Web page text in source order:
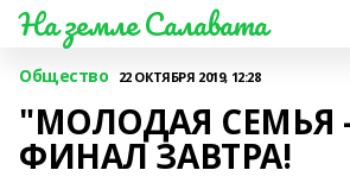
На земле Салавата
Общество 22 ОКТЯБРЯ 2019, 12:28
"МОЛОДАЯ СЕМЬЯ -
ФИНАЛ ЗАВТРА!